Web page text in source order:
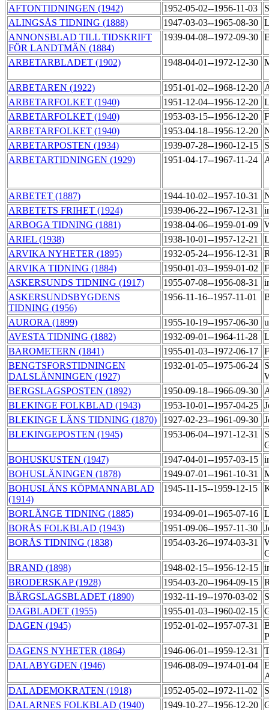
AFTONTIDNINGEN (1942)
1952-05-02--1956-11-03
ALINGSÅS TIDNING (1888)
1947-03-03--1965-08-30
ANNONSBLAD TILL TIDSKRIFT
FÖR LANDTMÄN (1884)
1939-04-08--1972-09-30
ARBETARBLADET (1902) 1948-04-01--1972-12-30
ARBETAREN (1922) 1951-01-02--1968-12-20
ARBETARFOLKET (1940)
1951-12-04--1956-12-20
ARBETARFOLKET (1940)
1953-03-15--1956-12-20
ARBETARFOLKET (1940)
1953-04-18--1956-12-20
ARBETARPOSTEN (1934)
1939-07-28--1960-12-15
ARBETARTIDNINGEN (1929)
1951-04-17--1967-11-24
ARBETET (1887) 1944-10-02--1957-10-31
ARBETETS FRIHET (1924)
1939-06-22--1967-12-31
ARBOGA TIDNING (1881)
1938-04-06--1959-01-09
ARIEL (1938)
1938-10-01--1957-12-21
ARVIKA NYHETER (1895)
1932-05-24--1956-12-31
ARVIKA TIDNING (1884)
1950-01-03--1959-01-02
ASKERSUNDS TIDNING (1917)
1955-07-08--1956-08-31
ASKERSUNDSBYGDENS
TIDNING (1956)
1956-11-16--1957-11-01
AURORA (1899) 1955-10-19--1957-06-30
AVESTA TIDNING (1882)
1932-09-01--1964-11-28
BAROMETERN (1841)
1955-01-03--1972-06-17
BENGTSFORSTIDNINGEN
DALSLÄNNINGEN (1927)
1932-01-05--1975-06-24
BERGSLAGSPOSTEN (1892)
1950-09-18--1966-09-30
BLEKINGE FOLKBLAD (1943)
1953-10-01--1957-04-25
BLEKINGE LÄNS TIDNING (1870)
1927-02-23--1961-09-30
BLEKINGEPOSTEN (1945)
1953-06-04--1971-12-31
BOHUSKUSTEN (1947)
1947-04-01--1957-03-15
BOHUSLÄNINGEN (1878)
1949-07-01--1961-10-31
BOHUSLÄNS KÖPMANNABLAD
(1914)
1945-11-15--1959-12-15
BORLÄNGE TIDNING (1885) 1934-09-01--1965-07-16
BORÅS FOLKBLAD (1943)
1951-09-06--1957-11-30
BORÅS TIDNING (1838)
1954-03-26--1974-03-31
BRAND (1898)
1948-02-15--1956-12-15
BRODERSKAP (1928)
1954-03-20--1964-09-15
BÄRGSLAGSBLADET (1890)
1932-11-19--1970-03-02
DAGBLADET (1955)
1955-01-03--1960-02-15
DAGEN (1945)
1952-01-02--1957-07-31
DAGENS NYHETER (1864)
1946-06-01--1959-12-31
DALABYGDEN (1946)
1946-08-09--1974-01-04
DALADEMOKRATEN (1918)
1952-05-02--1972-11-02
DALARNES FOLKBLAD (1940)
1949-10-27--1956-12-20